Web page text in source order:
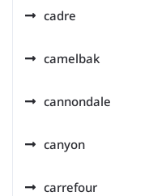
cadre
camelbak
cannondale
canyon
carrefour